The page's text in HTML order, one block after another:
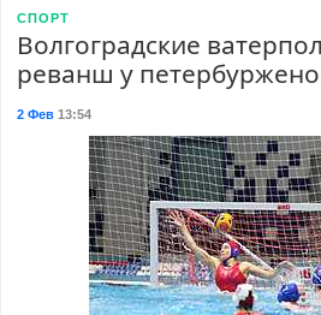
СПОРТ
Волгоградские
реванш у
2 Фев13:54